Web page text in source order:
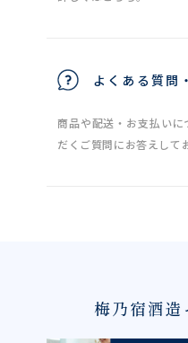
よくある質問
商品や配送・お支払い
だくご質問にお答えして
梅乃宿酒造